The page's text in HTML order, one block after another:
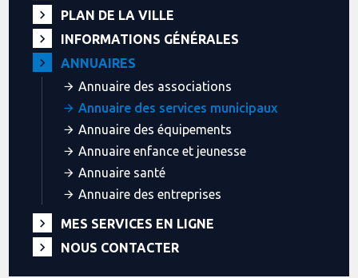
PLAN DE LA VILLE
INFORMATIONS GÉNÉRALES
ANNUAIRES
Annuaire des associations
Annuaire des services municipaux
Annuaire des équipements
Annuaire enfance et jeunesse
Annuaire santé
Annuaire des entreprises
MES SERVICES EN LIGNE
NOUS CONTACTER